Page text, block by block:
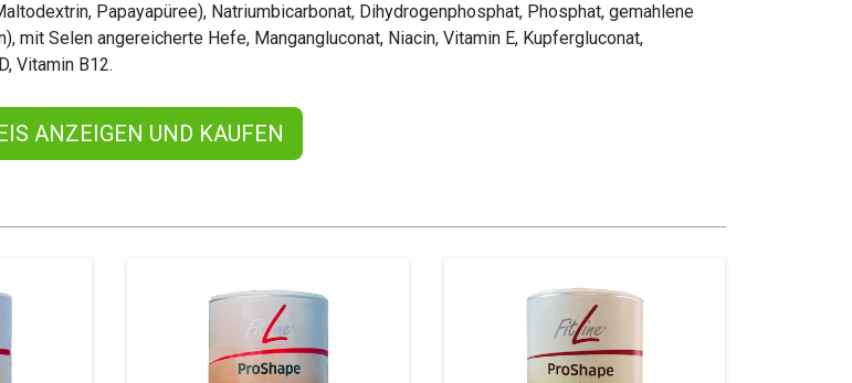
Papayapüree), Natriumbicarbonat, Dihydrogenphosphat, Phosphat, gemahlene
mit Selen angereicherte Hefe, Mangangluconat, Niacin, Vitamin E, Kupfergluconat,
Vitamin B12.
ANZEIGEN UND KAUFEN